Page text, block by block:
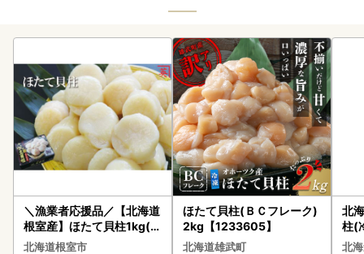
＼漁業者応援品／【北海道
根室産】ほたて貝柱1kg(3
1～35玉) A-27005
北海道根室市
ほたて貝柱(ＢＣフレーク)
2kg【1233605】
北海道雄武町
北
柱(
あ
北